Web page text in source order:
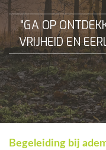
"GA OP
VRIJHEID EN
Begeleiding bij